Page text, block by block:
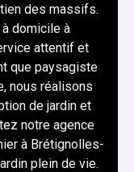
des massifs.
domicile à
attentif et
que paysagiste
nous réalisons
de jardin et
notre agence
à Brétignolles-
plein de vie.